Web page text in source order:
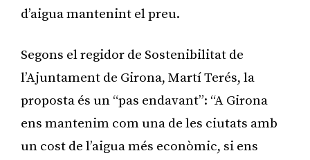
d’aigua mantenint el preu.
Segons el regidor de Sostenibilitat de
l’Ajuntament de Girona, Martí Terés, la
proposta és un “pas endavant”: “A Girona
ens mantenim com una de les ciutats amb
un cost de l’aigua més econòmic, si ens